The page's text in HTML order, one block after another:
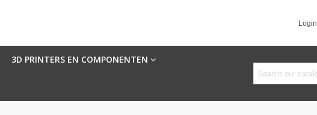
Login
3D PRINTERS EN COMPONENTEN